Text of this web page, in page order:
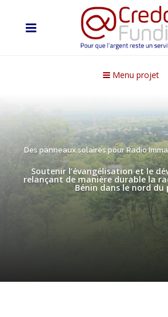
Menu projet
Des panneaux solaires pour Radio
Soutenir l’évangélisation et le
relançant de manière durable la
Bénin dans le nord du